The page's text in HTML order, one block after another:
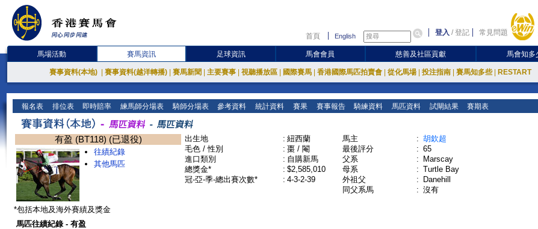
首頁 English 登入 /登記 常見問題
馬場活動 賽馬資訊 足球資訊 馬會會員 慈善及社區貢獻 馬會知多
賽事資料(本地) 賽事資料(越洋轉播) 賽馬新聞 主要賽事 視聽播放區 國際賽馬 香港國際馬匹拍賣會 從化馬場 投注指南 賽馬知多些 RESTART
報名表 排位表 即時賠率 練馬師分場表 騎師分場表 參考資料 統計資料 賽果 賽事報告 騎練資料 馬匹資料 試閘結果 賽期表
有盈 (BT118) (已退役)
往績紀錄
其他馬匹
出生地 : 紐西蘭
毛色 / 性別
: 棗 / 閹
進口類別
: 自購新馬
總獎金*
: $2,585,010
冠-亞-季-總出賽次數*
: 4-3-2-39
馬主 : 胡欽超
最後評分
: 65
父系
:
Marscay
母系
: Turtle Bay
外祖父
:
Danehill
同父系馬
: 沒有
*包括本地及海外賽績及獎金
馬匹往績紀錄 - 有盈